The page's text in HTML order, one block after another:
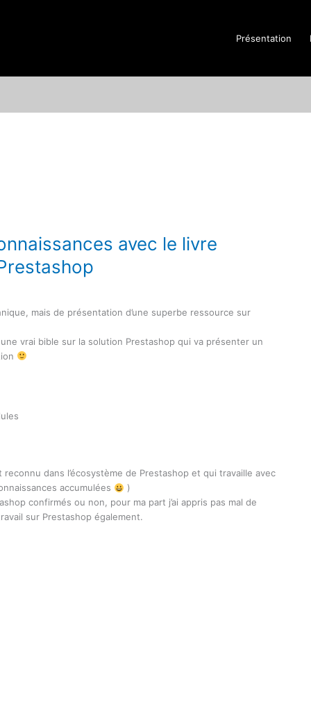
Présentation
avec le livre
mais de présentation d’une superbe ressource sur
vrai bible sur la solution Prestashop qui va présenter un
dans l’écosystème de Prestashop et qui travaille avec
accumulées
)
confirmés ou non, pour ma part j’ai appris pas mal de
sur Prestashop également.